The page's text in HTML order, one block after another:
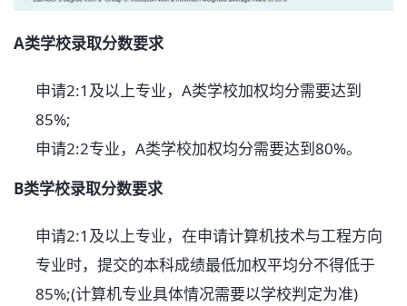
A类学校录取分数要求
申请2:1及以上专业，A类学校加权均分需要达到
85%;
申请2:2专业，A类学校加权均分需要达到80%。
B类学校录取分数要求
申请2:1及以上专业，在申请计算机技术与工程方向
专业时，提交的本科成绩最低加权平均分不得低于
85%;(计算机专业具体情况需要以学校判定为准)